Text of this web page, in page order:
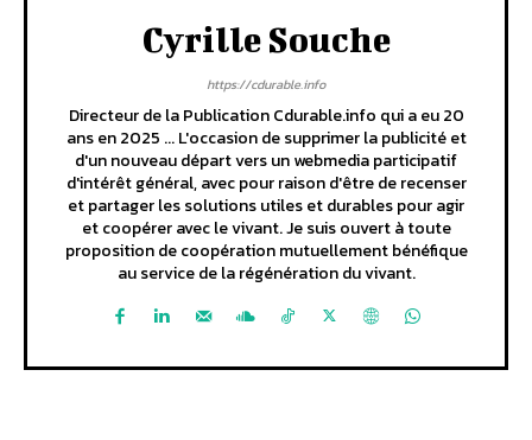
Cyrille Souche
https://cdurable.info
Directeur de la Publication Cdurable.info qui a eu 20
ans en 2025 ... L'occasion de supprimer la publicité et
d'un nouveau départ vers un webmedia participatif
d'intérêt général, avec pour raison d'être de recenser
et partager les solutions utiles et durables pour agir
et coopérer avec le vivant. Je suis ouvert à toute
proposition de coopération mutuellement bénéfique
au service de la régénération du vivant.